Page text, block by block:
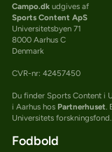
Campo.dkudgives af
Sports Content ApS
Universitetsbyen 71
8000 Aarhus C
Denmark
CVR-nr: 42457450
Du finder Sports Content i
i Aarhus hos Partnerhuset.
Universitets forskningsfond.
Fodbold